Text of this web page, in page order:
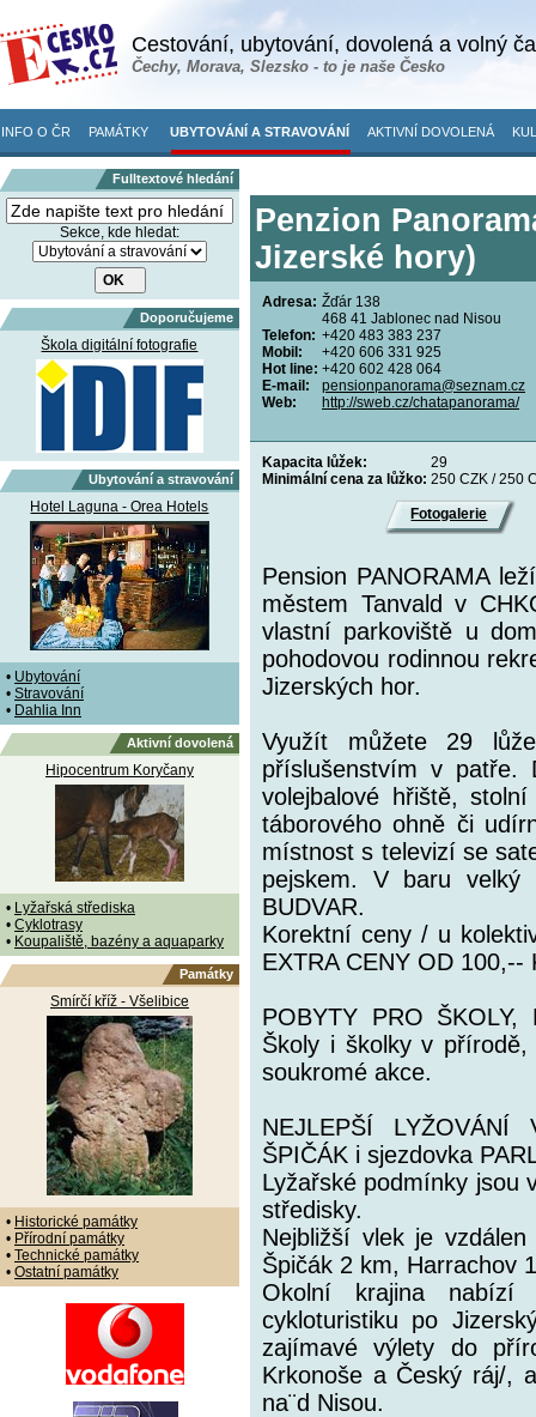
Cestování, ubytování, dovolená a volný
Čechy, Morava, Slezsko - to je naše Česko
INFO O ČR PAMÁTKY UBYTOVÁNÍ A STRAVOVÁNÍ AKTIVNÍ DOVOLENÁ
Fulltextové hledání
Sekce, kde hledat:
Doporučujeme
Škola digitální fotografie
Ubytování a stravování
Hotel Laguna - Orea Hotels
• Ubytování
• Stravování
• Dahlia Inn
Aktivní dovolená
Hipocentrum Koryčany
• Lyžařská střediska
• Cyklotrasy
• Koupaliště, bazény a aquaparky
Památky
Smírčí kříž - Všelibice
• Historické památky
• Přírodní památky
• Technické památky
• Ostatní památky
Penzion
Jizerské hory)
Adresa: Žďár 138
468 41 Jablonec nad Nisou
Telefon: +420 483 383 237
Mobil:
+420 606 331 925
Hot line: +420 602 428 064
E-mail:
pensionpanorama@seznam.cz
Web:
http://sweb.cz/chatapanorama/
Kapacita lůžek:
29
Minimální cena za lůžko: 250 CZK / 250
Fotogalerie
Pension PANORAMA
městem Tanvald v
vlastní parkoviště u
pohodovou rodinnou
Jizerských hor.
Využít můžete 29
příslušenstvím v patře.
volejbalové hřiště,
táborového ohně či
místnost s televizí se
pejskem. V baru velký
BUDVAR.
Korektní ceny / u
EXTRA CENY OD 100,--
POBYTY PRO ŠKOLY,
Školy i školky v
soukromé akce.
NEJLEPŠÍ LYŽOVÁNÍ
ŠPIČÁK i sjezdovka
Lyžařské podmínky jsou
středisky.
Nejbližší vlek je
Špičák 2 km, Harrachov
Okolní krajina
cykloturistiku po
zajímavé výlety do
Krkonoše a Český ráj/,
na¨d Nisou.